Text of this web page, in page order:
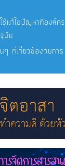
ช้แก้ไขปัญหาที่องค์กร
บัน
ๆ ที่เกี่ยวข้องกับการ